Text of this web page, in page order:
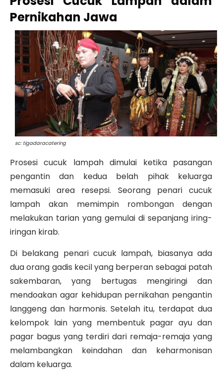
Pernikahan Jawa
sc: tigadaracatering
Prosesi cucuk lampahdimulai ketika pasangan
pengantin dan kedua belah pihak keluarga
memasuki area resepsi. Seorang penari cucuk
lampah akan memimpin rombongan dengan
melakukan tarian yang gemulai di sepanjang iring-
iringan kirab.
Di belakang penari cucuk lampah, biasanya ada
dua orang gadis kecil yang berperan sebagai patah
sakembaran, yang bertugas mengiringi dan
mendoakan agar kehidupan pernikahan pengantin
langgeng dan harmonis. Setelah itu, terdapat dua
kelompok lain yang membentuk pagar ayu dan
pagar bagus yang terdiri dari remaja-remaja yang
melambangkan keindahan dan keharmonisan
dalam keluarga.